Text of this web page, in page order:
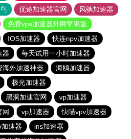
优途加速器官网
风驰加速器
免费vps加速器外网苹果版
IOS加速器
快连npv加速器
器
每天试用一小时加速器
海外加速神器
海鸥加速器
极光加速器
黑洞加速官网
vp加速器
网 vp加速器
快喵vpv加速器
速器
ins加速器